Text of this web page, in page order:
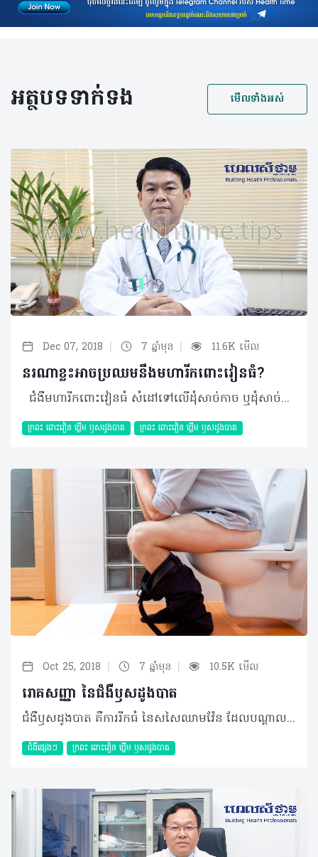
អត្ថបទទាក់ទង មើលទាំងអស់
Dec 07, 2018 | 7 ឆ្នាំមុន | 11.6K មើល
នរណាខ្លះអាចប្រឈមនឹងមហារីកពោះវៀនធំ?
ជំងឺមហារីកពោះវៀនធំ សំដៅទៅលើដុំសាច់កាច ឬដុំសាច់មហារីក ដែលកើតនៅលើពោះវៀនធំផ្ទាល់។ យោងទៅតាមទិន្នន័យរបស់ Globocan ២០១៥ នៅទ្វីបអាស៊ីមានអ្នកជំងឺមហារីកពោះវៀនធំចំនួន ៦១ ២២៨នាក់ដែលជាករណីថ្មីហើយក្នុងនោះភាគច្រើនមានវ័យលើសពី ៦៥ឆ្នាំ។ តាមការសិក្សាបង្ហាញថា ប្រហែលត្រឹមតែ ២%ទៅ៥% ដែលមហារីកពោះវៀនធំបង្កឡើងដោយហ្សែនពីជំនាន់មួយមកជំនាន់មួយទៀត។ ផ្អែកទៅលើការសិក្សារបស់អង្គការសុខភាពពិភពលោកក្នុងឆ្នាំ ២០១៤ បានឲ្យដឹងថាពេលនោះប្រទេសកម្ពុជាយើងមានចំនួនប្រជាជនសរុប១៤ ៨៦៥ ០០០នាក់ ក្នុងនោះចំនួនអ្នកជំងឺមហា-រីកពោះវៀនធំ មានការកើតឡើងច្រើនគួរឲ្យកត់សម្គាល់ដែលបុរសមានចំនួន ៤៤៥ករណីថ្មី និងស្ត្រីមានចំនួន ៣៩៤ករណីថ្មី។ គេសង្កេតឃើញថា អត្រាមរណភាពក្នុងចំណោមជំងឺមហារីកគ្រប់ប្រភេទទាំងអស់ជំងឺមហារីកពោះវៀនធំមានរហូតដល់ ៥% ចំពោះបុរសនិយាយរួមច្រើនជាងនារី។ មូលហេតុ និងកត្តាប្រឈម • ការពិសាបារីច្រើន • ការពិសាស្រាច្រើន • កត្តាតំណពូជ • កត្តាលើសទម្ងន់ • អ្នកជំងឺទឹកនោមផ្អែម • អ្នកជំងឺរលាកពោះវៀនរ៉ាំរ៉ៃ • អ្នកដែលពុំធ្វើលំហាត់ប្រាណ។ រោគសញ្ញា អាការៈនៃជំងឺមហារីកពោះវៀនធំដែលច្រើនជួបប្រទះញឹកញាប់រួមមាន៖ • រាក និងទល់លាមករ៉ាំរ៉ៃ • ឈឺចាប់ក្នុងពោះរយៈពេលយូរ • ស្ថានភាពលាមកមានភាពមិនប្រក្រតី • បត់ជើងធំមានលាយឈាមក្នុងលាមក • មានហូរឈាមតាមផ្លូវលាមក។ យន្តការ ដោយសារមានបម្រែបម្រួលនៃហ្សែនទើបបណ្តាលឲ្យមានការខូចដល់កោសិការបស់ពោះវៀនធំ ហើយនេះជាកត្តាបង្កើតឡើងនូវដំបៅមហារីក។ ការធ្វើរោគវិនិច្ឆ័យ ការធ្វើរោគវិនិច្ឆ័យទៅលើជំងឺមហារីកពោះវៀនធំគឺផ្អែកទៅលើកត្តា៣យ៉ាង៖ • ការពិនិត្យលាមក ដោយបច្ចេកទេស FOBT(Faecal Occult Blood Test)៖ ដោយយកលាមកទៅពិនិត្យ ដោយមីក្រូទស្សន៍ នៅក្នុងមន្ទីរពិសោធន៍ ដើម្បីរកមើលគ្រាប់ឈាមក្រហម។ ក្នុងករណីឃើញមានគ្រាប់ឈាមក្រហម អ្នកជំងឺរូបនោះនឹងត្រូវតម្រូវឲ្យធ្វើការពិនិត្យម្យ៉ាងទៀតហៅថា ការពិនិត្យឆ្លុះពោះវៀនធំ Colonoscopy។ • ការពិនិត្យឆ្លុះពោះវៀនធំ Colonoscopy៖ ជាការពិនិត្យដោយប្រើម៉ាស៊ីនអង់ដូស្កូប (Endoscope) រកមើលដុំសាច់ក្នុងពោះវៀនធំ។ ដុំសាច់នោះនឹងត្រូវបានកាត់ ឬច្រឹបដើម្បីយកទៅវិភាគនៅមន្ទីរពិសោធន៍មួយទៀត ដែលមានឈ្មោះថា មន្ទីរពិសោធន៍វិភាគកោសិកា (Histopathology Laboratory)។ • ការវិភាគកោសិកា Histopathology៖ ជាការពិនិត្យទៅលើកោសិកា ដើម្បីកំណត់ថាជា សាច់ធម្មតា សាច់ស្លូត ឬសាច់កាច(មហារីក)។ ការព្យាបាលត្រឹមត្រូវ ជំងឺមហារីកពោះវៀនធំត្រូវធ្វើការព្យាបាលទៅតាមដំណាក់កាល ដោយអាស្រ័យទៅនឹងស្ថានភាពអ្នកជំងឺ និងដុំសាច់មហារីក ដែលរួមមាន ២របៀប៖ • ការព្យាបាលនៅនឹងកន្លែង (local treatment)៖ ការវះកាត់ដែលធ្វើឡើងក្នុងករណីដុំតូច និងមិនទាន់រាលដាលទៅកន្លែងផ្សេងទៀត។ • ការព្យាបាលជារួម (systemic treatment)៖ការប្រើថ្នាំគីមី ដោយចាក់បញ្ចូលតាមសរសៃឈាម ឬដោយត្រូវពិសាថ្នាំគ្រាប់ ធ្វើឡើងក្នុងករណីដុំសាច់មហារីក រាលដាលទៅកាន់សរីរាង្គផ្សេងទៀត ឬដុំសាច់មានលក្ខណៈធំខ្លាំងពេក។ អ្នកជំងឺមួយចំនួនអាចទទួលយកការព្យាបាលបានទាំងពីររបៀប តែអ្នកជំងឺមួយចំនួនទៀតមិនអាចទទួលយកការព្យាបាលបានគ្រប់របៀបនោះទេ។ ផលវិបាក • ព្យាបាលដោយវះកាត់ អាចមានការឈឺចាប់ត្រង់មុខរបួស ការហូរឈាមច្រើនពេលកំពុងវះកាត់ អាចមានមេរោគចូលក្នុងខ្លួន។ល។ • ព្យាបាលដោយថ្នាំគីមី អាចមានដូចជា ក្អួតចង្អោរ មិនឃ្លានអាហារ ក្តៅខ្លួន (ដោយមានមេរោគចូលក្នុងខ្លួន ពេលគ្រាប់ឈាមសថយចុះច្រើន) ស្លេកស្លាំង អស់កម្លាំង ញ័រទ្រូង វិលមុខ (ពេលមានគ្រាប់ឈាមក្រហមថយចុះច្រើន) មានហូរឈាមតាមអញ្ចាញធ្មេញ តាមស្បែក ឬកន្លែងផ្សេងទៀត (ពេលប្លាកែតថយចុះច្រើន) និងអាចស្ពឹកដៃជើង។ល។ បើករណីអ្នកជំងឺមកព្យាបាលទាន់ពេលវេលា នោះការព្យាបាលនឹងទទួលបានលទ្ធផលល្អច្រើន ព្រោះដុំមហារីកមិនទាន់មានការវិវឌ្ឍធំឡើង ឬរីករាលដាលទៅដល់សរីរាង្គផ្សេងទៀតទេ និងមិនបង្កឲ្យមានផលលំបាកច្រើន មានភាពងាយស្រួលក្នុងការព្យាបាល និងចំណាយកម្រៃតិច។ ម៉្យាងវិញទៀត ជំងឺនេះមិនត្រឹមតែយាយីចំពោះអ្នកជំងឺម្នាក់ប៉ុណ្ណោះទេ តែវាប៉ះពាល់ទៅដល់សេដ្ឋកិច្ចគ្រួសារ និងសង្គមជាតិទាំងមូលផងដែរ។ បើអ្នកមាននូវរោគសញ្ញាដូចបានរៀបរាប់ខាងលើចាំបាច់ត្រូវទៅពិនិត្យ និងព្យាបាល ជាមួយគ្រូពេទ្យជំនាញ ឲ្យបានលឿនបំផុតដែលអាចធ្វើទៅបាន។ បកស្រាយដោយ៖ វេជ្ជបណ្ឌិត ហេង វីរដ្ឋឯកទេសជំងឺមហារីកនៃមន្ទីរពេទ្យមិត្តភាពខ្មែរ-សូវៀត និងជាប្រធានបន្ទប់ពិគ្រោះ និងព្យាបាលជំងឺវេជ្ជបណ្ឌិត ហេង វីរដ្ឋ ©2018 រក្សាសិទ្ធិគ្រប់យ៉ាង​ដោយ Healthtime Corporation ចំពោះគ្រប់អត្ថបទដោយគ្មានផ្នែកណាមួយត្រូវបោះពុម្ពផ្សាយចូលប្រព័ន្ធអ៊ីនធឺណែត ឧបករណ៍អេឡិចត្រូនិក អាត់ជាសំឡេង ឬថតចំលងគ្រប់រូបភាពដោយគ្មានការអនុញ្ញាតឡើយ
ក្រពះ​ ពោះវៀន​ ថ្លើម ឫសដូងបាត ក្រពះ​ ពោះវៀន​ ថ្លើម ឫសដូងបាត
Oct 25, 2018 | 7 ឆ្នាំមុន | 10.5K មើល
រោគសញ្ញា នៃជំងឺឫសដូងបាត
ជំងឺឫសដូងបាត គឺការរីកធំ នៃសសៃឈាមវ៉ែន ដែលបណ្តាលពីការរលាក ឬ ដាច់ស្បែកការពារសសៃឈាមវ៉ែននៅក្នុងទ្វារលាមករបស់យើងហើយសសៃឈាមវារីកធំ បន្តិចម្តង ៗ រួចវាវិវត្តន៍ទៅជាជំងឺឫសដូងបាត ។ រោគសញ្ញា នៃជំងឺឫសដូងបាត៖ ១) កាលណាយើងមានជំងឺឫសដូងបាត វាធ្វើអោយ តឹងចង្អៀតទ្វារលាមកធ្វើអោយពិបាកបត់ជើងធំ ( ជួនទល់ ជួនរាគ ជួនធ្លាក់ឈម ) បត់ជើងមិន ចេះអស់ មានលាមកមូល ឬ សំប៉ែតតូចៗ ។ ២ ) ឧស្សាហ៍មានការឈឺចាប់ រមាស់ ក្រហាយ នៅជុំវិញទ្វារលាមក និងឫសដូងបាត មានការរីកប៉ោង នៅជុំវិញទ្វារលាមក ឬម្ខាងនៃទ្វារលាមក។ ៣) ឧស្សាហ៍ ហើមពោះ ឆ្អល់ពោះ ហើមពោះវៀន ក្រពះ ជាប្រចាំ ដោយសាទល់ផោមឧស្ម័នពុល ទល់លាមក កាកសំណល់ពុល បន្សល់ជាតិពុល និងមេរោគ នៅពេញ ពោះវៀន ក្រពះ និងក្នុងឈាម ហើយបង្កអោយកោសិកា ជាលិកាទូទៅ ពុល មានជំងឺរ៉ាំហើយ ព្យាបាលមិនជា ។ ៤ ) ឧស្សាហ៍មានជំងឺពោះវៀន ក្រពះ ថ្លើមរ៉ាំរ៉ៃ ហើយព្យាបាលមិនជា បើមិនបានព្យាបាលជំងឺឫសដូងបាត អោយជាមុនទេនោះ ។ ៥ ) ឧស្សាហ៍ ឈឺក្បាល វិលមុខ ងងិតមុខ សក់ឆាប់ជ្រុះ ឆាប់ស្កូវ ភ្នែកឆាប់ស្រវ៉ាំងងងិត ខួរក្បាល ប្រាជ្ញាស្មារតី បាត់ការចងចាំ មានការធុញទ្រាន់​ និងមួម៉ៅច្រើន ។ ៦ ) ឧស្សាហ៍ឈឺចង្កេះខ្នង ចុករោយដៃជើង រសេះរសោះអស់កំលាំង ដេកមិនបានសម្រាន្តមិនលក់ស្រួល ហូបចុកមិនដឹងរស់ជាតិឆ្ញាញ់ អាការៈដូចចង់ខ្យល់រាល់ថ្ងៃ ។ ៧) ឧស្សាហ៍ តឹងទ្រូង ថប់ៗដង្ហើម ឆាប់ហេវ ឆាប់ហត់ ចលនាឈាមរត់មិនមិនទៀងទាត់ ជួនលើសជួនខ្វះ ជួនស្ទះៗដង្ហើម បេះដូង សួត ប្រឹងច្របាច់ហើយចុះខ្សោយ ឆាប់ភ័យ ឆាប់តក់ស្លុត ឆាប់ខឹង ឆាប់រំជួលចិត្ត ។ ៨ ) ពិបាកបត់ជើងតូច បត់ជើងតូច មិនចេះអស់ដូចនោមទាស់ ធ្វើអោយចុះ ខ្សោយចំណង់ផ្លូវភេទ និងការបន្តពូជ ហើយវាចំលងជំងឺឫសដូងបាតទៅកូននៅក្នុងផ្ទៃ ដោយស្វ័យប្រវត្តិ។ ៩) ឧស្សាហ៍មានជំងឺសើស្បែក កន្ទួលរមាស់ កន្ទាលត្រអាកជាដើម ស្បែកឆាប់ជ្រីវជ្រួញ ឆាប់ចាស់មុនអាយុ ស្បែកមានពណ៏សម្បុរមិនល្អ ។ ១០) កាលណាឫសដូងបាត ដល់ដំណាក់កាលទី ២ ឫសដូងបាតកាន់តែធំ រាល់ពេលបត់ជើងធំម្តងៗ ឫសដូងបាតវាលូនចេញមកក្រៅជាមួយលាមកដែរ តែក្រោយពេលបត់ជើងធំរួច វាលូនចូលវិញដោយខ្លួនឯង ។ ១១) កាលណាដល់ដំណាក់កាលទី៣ ឫសដូងបាត វាកាន់តែធំ វាកាន់តែធ្វើ អោយតឹងចង្អៀតទ្វារលាមក ផលលំបាក ផលប៉ៈពាល់កាន់តែធ្ងន់ធ្ងរ ហើយរាល់ពេលបត់ជើងធំ ឫសដូងបាតវាលូនចេញមកជាមួយលាមកដែរតែក្រោយពេលបត់ជើងធំរួច ឫសដូងបាត មិនអាចចូលវិញខ្លួនឯងបានទេលុះត្រាតែ យកម្រាមដៃជួរុញ ជួយច្រានវា ទើបចូលវិញបាន ទាំងឈឺចាប់ជួនមានហូរឈាមទៀតផង ។ ១២) កាលណាឫសដូងបាតដល់ដំណាក់ទី៤ គឺជាដំណាក់កាលចុងក្រោយ ជាដំណាក់កាលទុំ ឫសដូងបាតវាលូនចេញមកក្រៅដោយឯងៗ ហើយមិនអាចរុញអោយវាចូលវិញបានទេ ទោះបីខំរុញ ច្រានប៉ុណ្ណាក៏មិនអាចចូលវិញបានឡើយ ត្រូវរកកន្លែងព្យាបាលជាបន្ទាន់ ព្រោះវាមានការឈឺចាប់ហើយហូរឈាម ធ្ងន់ធ្ងរ ។ *** ចំណាំ បើសម្តេច ទ្រង់ ឯកឧត្តម មានជំងឺពោះវៀន ក្រពះ ថ្លើម រ៉ាំរ៉ៃហើយព្យាបាលមិនជា សូមងាកមកគិតពីជំងឺឫសដូងបាតវិញម្តងពីព្រោះឫសដូងបាត វាជាប្រភពបង្ក អោយពោះវៀន ក្រពះ ថ្លើមឈឺហើយព្យាបាលមិនជា ជាដាច់ខាតបើមិនបានព្យាបាល ជំងឺឫសដូបាតអោយ ជាមុនទេនោះ ។ ចែករំលែកដោយ គ្លីនិក តូច យ៉ាន​ ព្យាបាលជំងឺ ឫសដូងបាត
ជំងឺផ្សេងៗ ក្រពះ​ ពោះវៀន​ ថ្លើម ឫសដូងបាត